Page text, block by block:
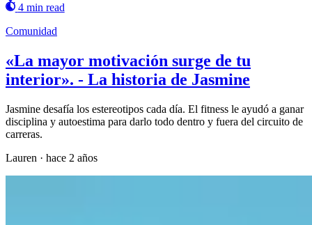
4 min read
Comunidad
«La mayor motivación surge de tu
interior». - La historia de Jasmine
Jasmine desafía los estereotipos cada día. El fitness le ayudó a ganar
disciplina y autoestima para darlo todo dentro y fuera del circuito de
carreras.
Lauren · hace 2 años